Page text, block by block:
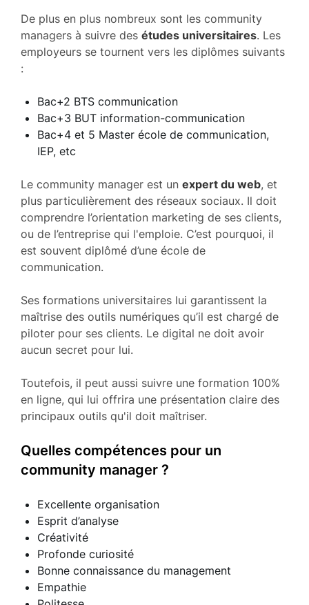
De plus en plus nombreux sont les community
managers à suivre des études universitaires. Les
employeurs se tournent vers les diplômes suivants
:
Bac+2 BTS communication
Bac+3 BUT information-communication
Bac+4 et 5 Master école de communication,
IEP, etc
Le community manager est un expert du web, et
plus particulièrement des réseaux sociaux. Il doit
comprendre l’orientation marketing de ses clients,
ou de l’entreprise qui l'emploie. C’est pourquoi, il
est souvent diplômé d’une école de
communication.
Ses formations universitaires lui garantissent la
maîtrise des outils numériques qu’il est chargé de
piloter pour ses clients. Le digital ne doit avoir
aucun secret pour lui.
Toutefois, il peut aussi suivre une formation 100%
en ligne, qui lui offrira une présentation claire des
principaux outils qu'il doit maîtriser.
Quelles compétences pour un
community manager ?
Excellente organisation
Esprit d’analyse
Créativité
Profonde curiosité
Bonne connaissance du management
Empathie